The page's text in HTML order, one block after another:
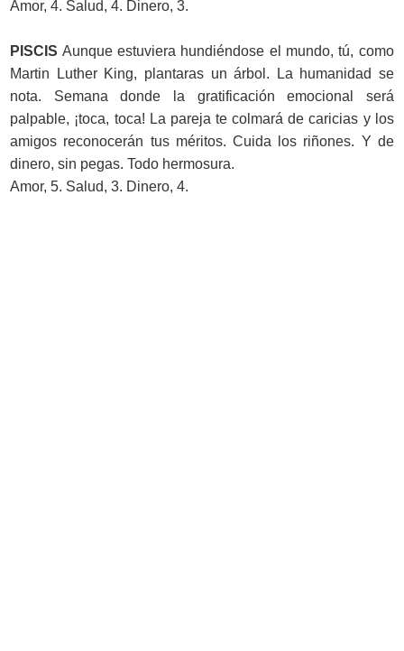
Amor, 4. Salud, 4. Dinero, 3.
PISCIS Aunque estuviera hundiéndose el mundo, tú, como
Martin Luther King, plantaras un árbol. La humanidad se
nota. Semana donde la gratificación emocional será
palpable, ¡toca, toca! La pareja te colmará de caricias y los
amigos reconocerán tus méritos. Cuida los riñones. Y de
dinero, sin pegas. Todo hermosura.
Amor, 5. Salud, 3. Dinero, 4.